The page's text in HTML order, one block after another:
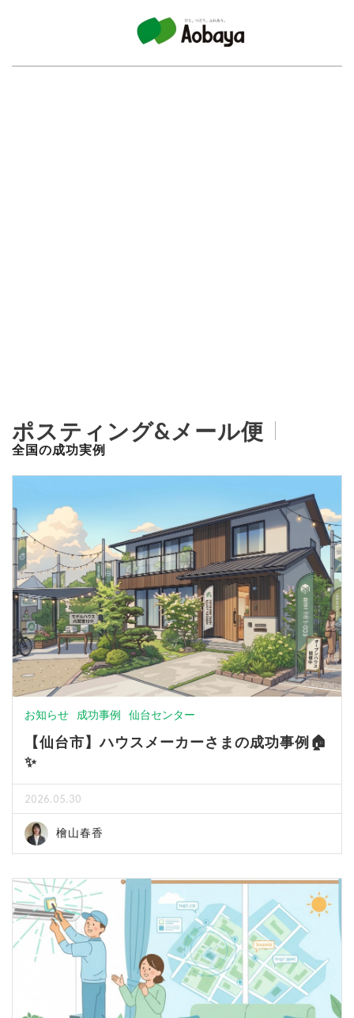
ポスティング&メール便
全国の成功実例
お知らせ 成功事例 仙台センター
【仙台市】ハウスメーカーさまの成功事例🏠
✨
2026.05.30
檜山春香